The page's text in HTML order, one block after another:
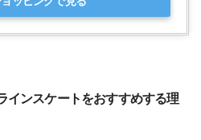
インスケートをおすすめする理